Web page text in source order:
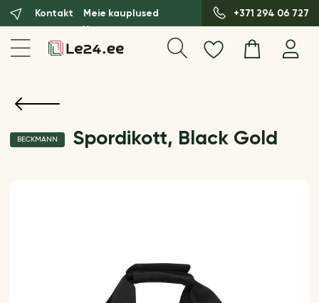
Kontakt Meie kauplused +371 294 06 727
BECKMANN Spordikott, Black Gold